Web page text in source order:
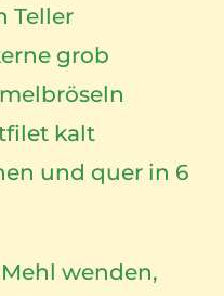
Teller
grob
kalt
und quer in 6
wenden,